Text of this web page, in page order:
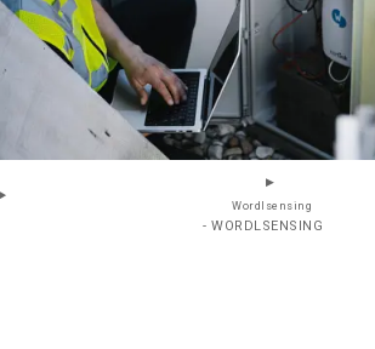
Wordlsensing
- WORDLSENSING